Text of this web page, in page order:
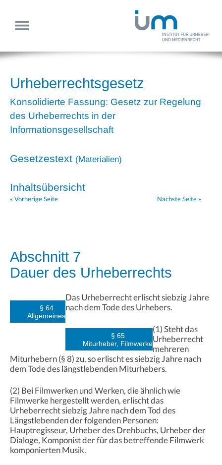
Urheberrechtsgesetz
Konsolidierte Fassung: Gesetz zur Regelung
des Urheberrechts in der
Informationsgesellschaft
Gesetzestext (Materialien)
Inhaltsübersicht
« Vorherige Seite Nächste Seite »
Abschnitt 7
Dauer des Urheberrechts
§ 64
Allgemeines
Das Urheberrecht erlischt siebzig Jahre
nach dem Tode des Urhebers.
§ 65
Miturheber, Filmwerke
(1) Steht das
Urheberrecht
mehreren
Miturhebern (§ 8) zu, so erlischt es siebzig Jahre nach
dem Tode des längstlebenden Miturhebers.
(2) Bei Filmwerken und Werken, die ähnlich wie
Filmwerke hergestellt werden, erlischt das
Urheberrecht siebzig Jahre nach dem Tod des
Längstlebenden der folgenden Personen:
Hauptregisseur, Urheber des Drehbuchs, Urheber der
Dialoge, Komponist der für das betreffende Filmwerk
komponierten Musik.